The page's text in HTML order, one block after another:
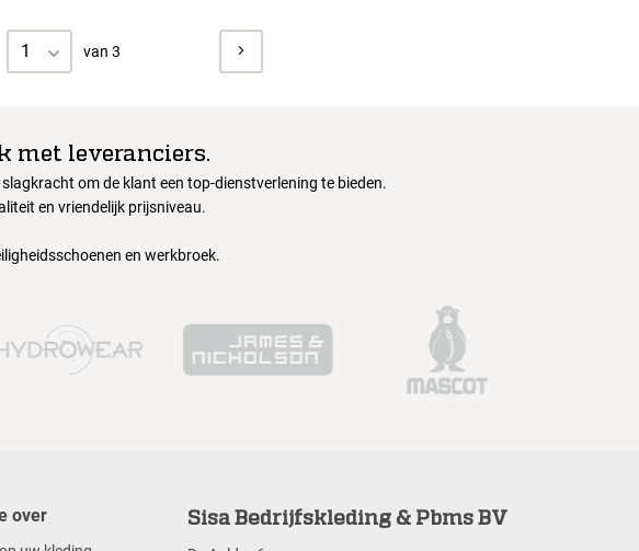
1 van 3
met leveranciers.
om de klant een top-dienstverlening te bieden.
en vriendelijk prijsniveau.
en werkbroek.
over Sisa Bedrijfskleding & Pbms BV